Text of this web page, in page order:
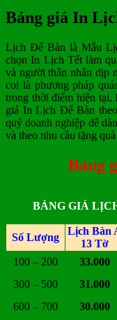
Bảng giá In
Lịch Để Bàn là Mẫu
chọn In Lịch Tết làm
và người thân nhân dịp
coi là phương pháp
trong thời điểm hiện
giá In Lịch Để Bàn
quý doanh nghiệp dễ
và theo nhu cầu tặng
Bảng
BẢNG GIÁ
Số Lượng
Lịch Bàn
13 Tờ
100 – 200
33.000
300 – 500
31.000
600 – 700
30.000